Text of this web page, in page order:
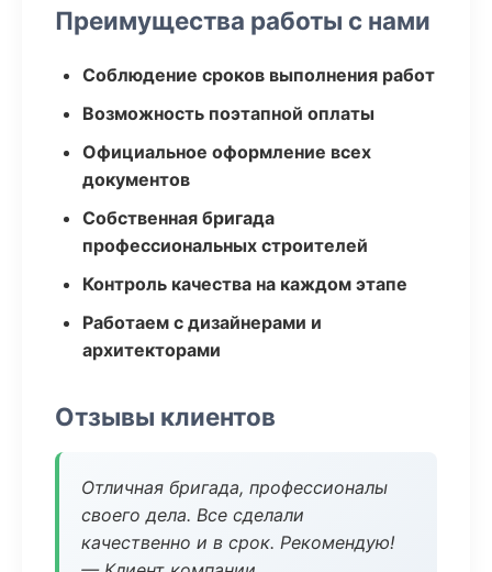
Преимущества работы с нами
Соблюдение сроков выполнения работ
Возможность поэтапной оплаты
Официальное оформление всех
документов
Собственная бригада
профессиональных строителей
Контроль качества на каждом этапе
Работаем с дизайнерами и
архитекторами
Отзывы клиентов
Отличная бригада, профессионалы
своего дела. Все сделали
качественно и в срок. Рекомендую!